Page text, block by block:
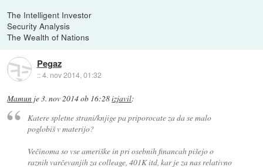
The Intelligent Investor
Security Analysis
The Wealth of Nations
Pegaz
::4. nov 2014, 01:32
Mamun je3. nov 2014 ob 16:28izjavil:
Katere spletne strani/knjige pa priporocate za da se malo
poglobiš v materijo?
Večinoma so vse ameriške in pri osebnih financah pišejo o
raznih varčevanjih za colleage, 401K itd, kar je za nas relativno